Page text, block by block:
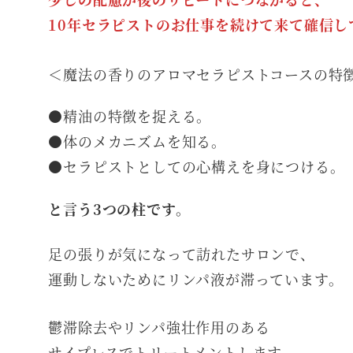
10年セラピストのお仕事を続けて来て確信し
＜魔法の香りのアロマセラピストコースの特
●精油の特徴を捉える。
●体のメカニズムを知る。
●セラピストとしての心構えを身につける。
と言う3つの柱です。
足の張りが気になって訪れたサロンで、
運動しないためにリンパ液が滞っています。
鬱滞除去やリンパ強壮作用のある